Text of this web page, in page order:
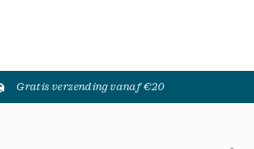
Gratis verzending vanaf €20